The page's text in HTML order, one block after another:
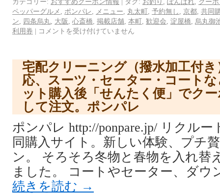
ペッパーグルメ
ポンパレ メニュー 丸太町 予約無し 京都 共同
ン
四条烏丸 大阪 心斎橋 掲載店舗 本町 歓迎会 淀屋橋
烏丸御
利用券 | コメントを受け付けていません
宅配クリーニング（撥水加工付
応、スーツ・セーター・コート
ット購入後「せんたく便」でク
して注文。ポンパレ
ポンパレ http://ponpare.jp/ リクル
同購入サイト。新しい体験、プチ
ン。 そろそろ冬物と春物を入れ替
ました。 コートやセーター、ダ
続きを読む →